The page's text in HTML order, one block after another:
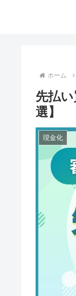
ホーム
先払
選】
現金化